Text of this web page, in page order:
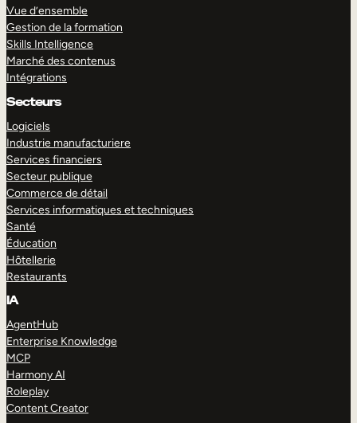
Vue d’ensemble
Gestion de la formation
Skills Intelligence
Marché des contenus
Intégrations
Secteurs
Logiciels
Industrie manufacturiere
Services financiers
Secteur publique
Commerce de détail
Services informatiques et techniques
Santé
Éducation
Hôtellerie
Restaurants
IA
AgentHub
Enterprise Knowledge
MCP
Harmony AI
Roleplay
Content Creator